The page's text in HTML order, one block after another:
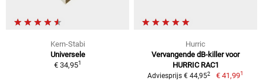
Kern-Stabi
Universele
€ 34,951
Hurric
Vervangende dB-killer voor
HURRIC RAC1
Adviesprijs € 44,952 € 41,991